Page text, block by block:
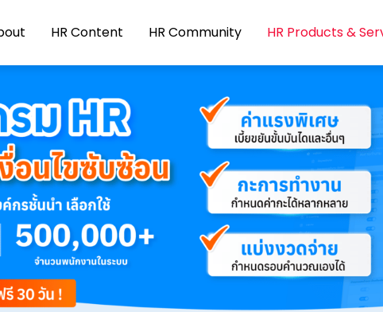
HR Content HR Community HR Products &